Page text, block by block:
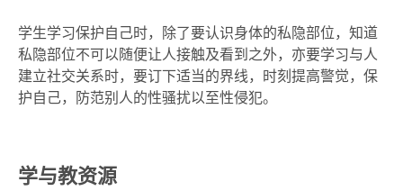
学生学习保护自己时，除了要认识身体的私隐部位，知道
私隐部位不可以随便让人接触及看到之外，亦要学习与人
建立社交关系时，要订下适当的界线，时刻提高警觉，保
护自己，防范别人的性骚扰以至性侵犯。
学与教资源